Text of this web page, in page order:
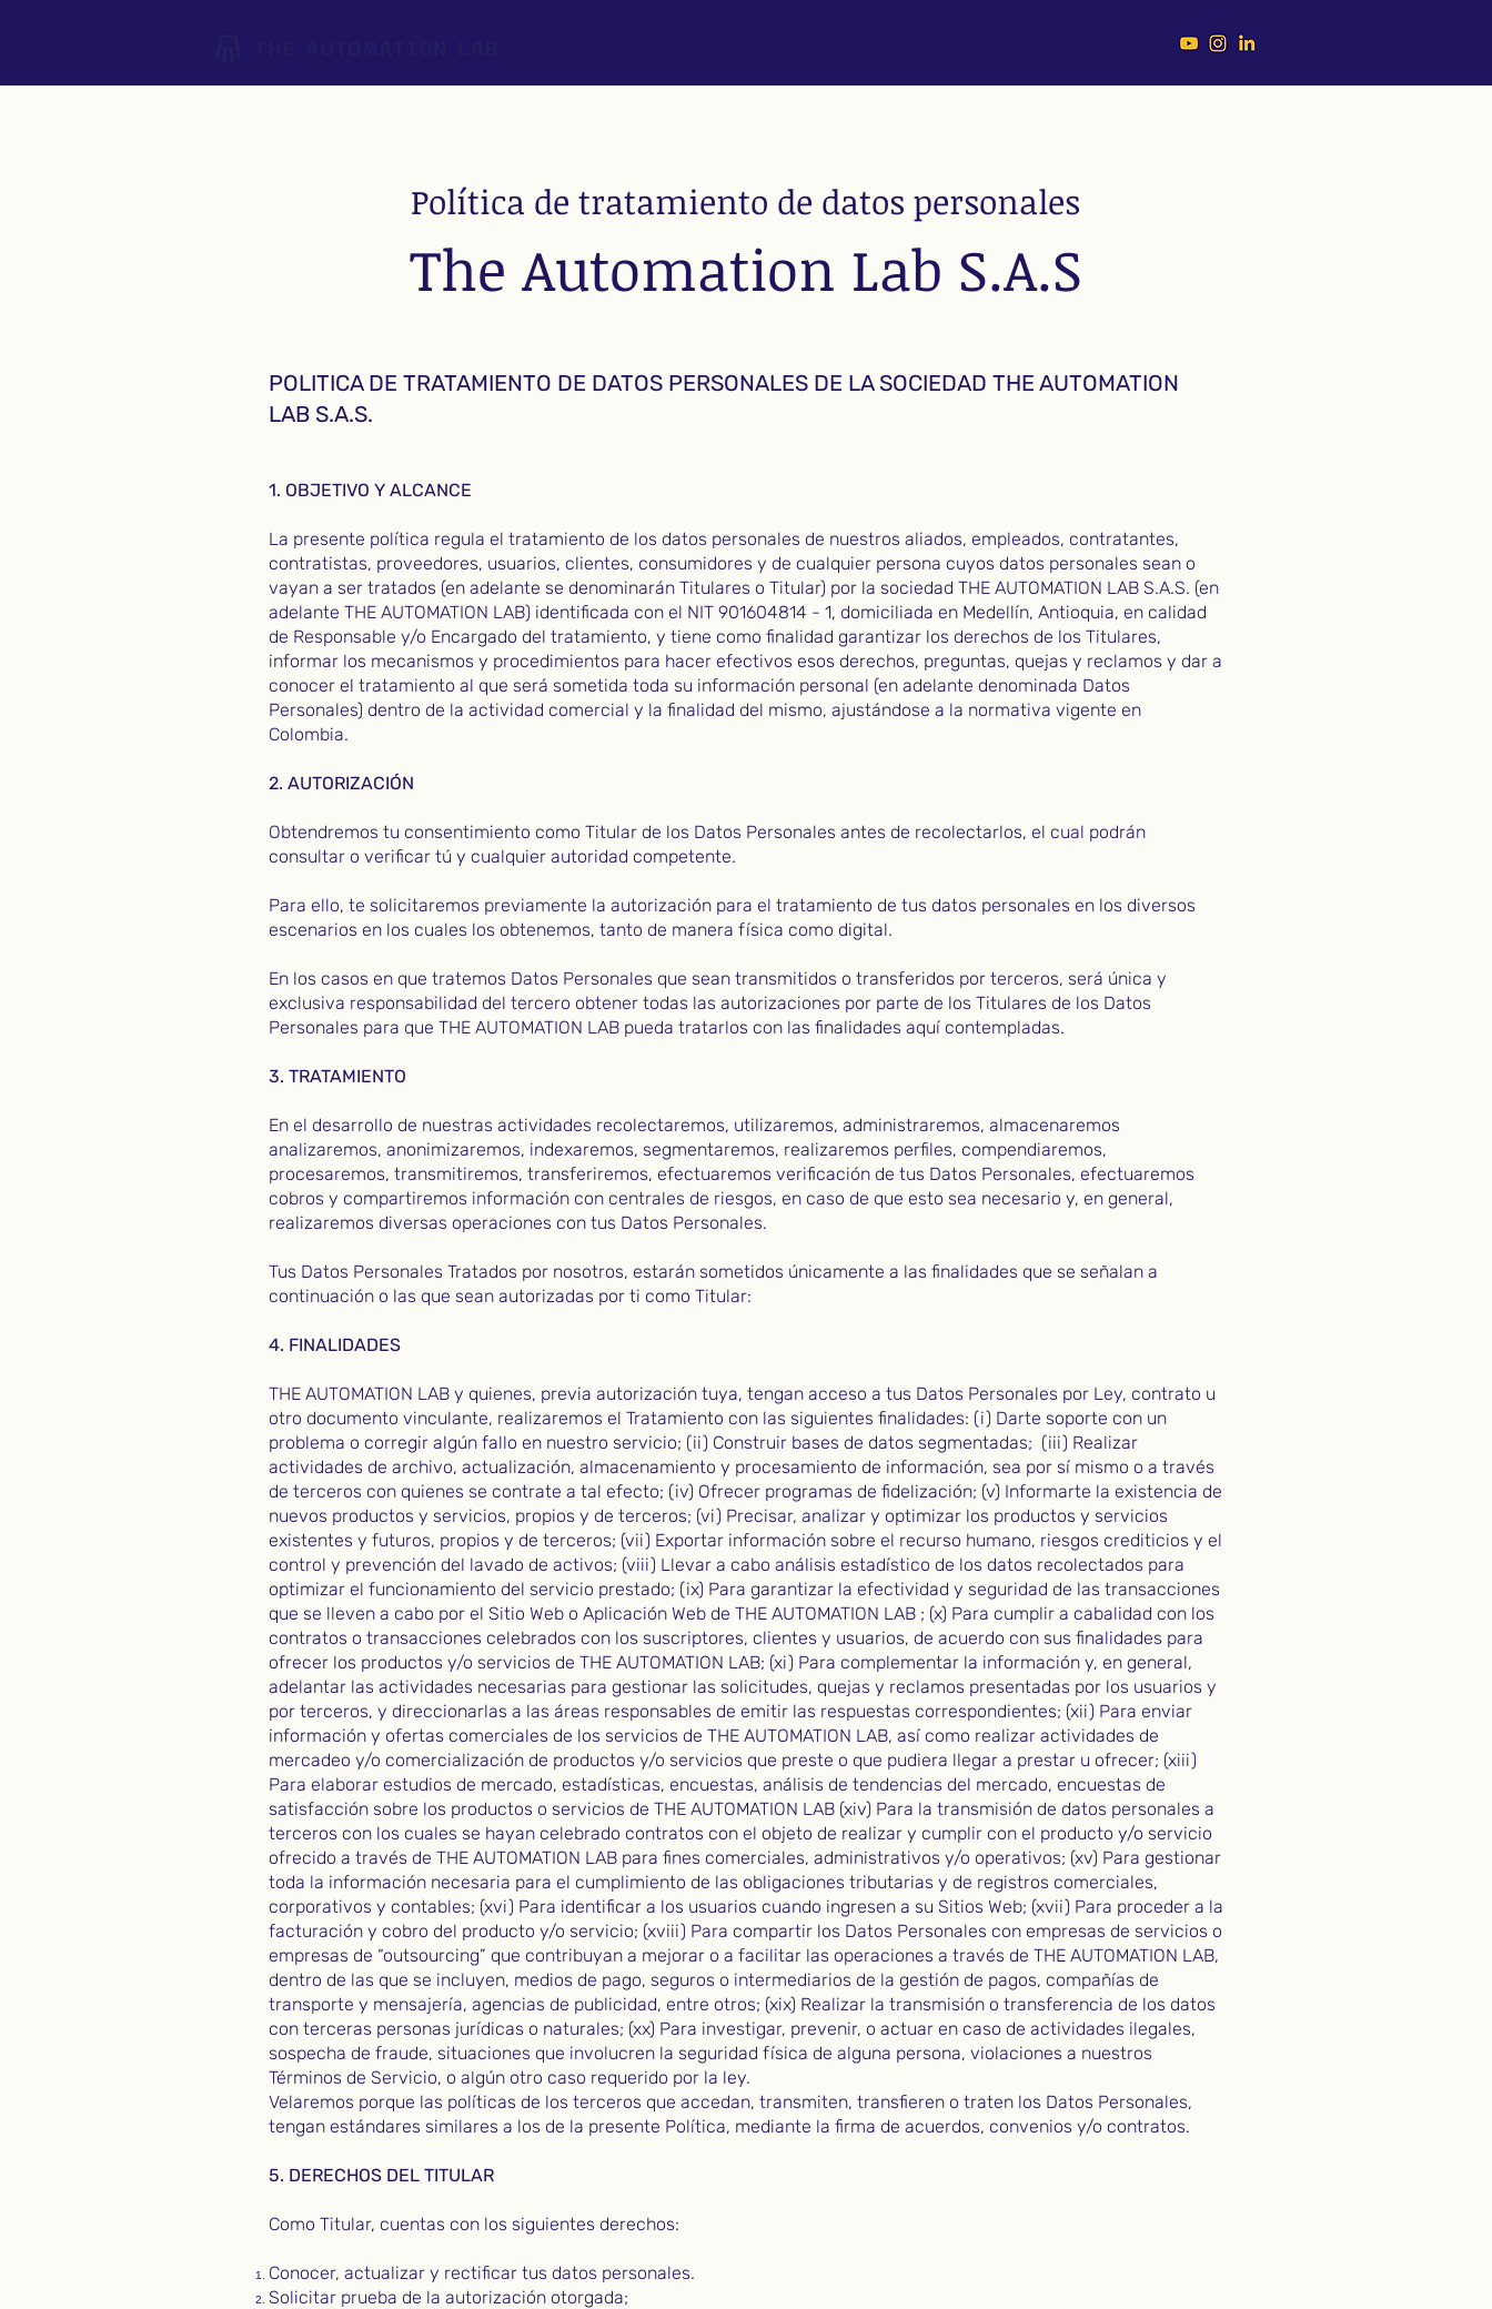
Política de tratamiento de datos personales
The Automation Lab S.A.S
POLITICA DE TRATAMIENTO DE DATOS PERSONALES DE LA SOCIEDAD THE AUTOMATION
LAB S.A.S.
1. OBJETIVO Y ALCANCE
La presente política regula el tratamiento de los datos personales de nuestros aliados, empleados, contratantes,
contratistas, proveedores, usuarios, clientes, consumidores y de cualquier persona cuyos datos personales sean o
vayan a ser tratados (en adelante se denominarán Titulares o Titular) por la sociedad THE AUTOMATION LAB S.A.S. (en
adelante THE AUTOMATION LAB) identificada con el NIT 901604814 - 1, domiciliada en Medellín, Antioquia, en calidad
de Responsable y/o Encargado del tratamiento, y tiene como finalidad garantizar los derechos de los Titulares,
informar los mecanismos y procedimientos para hacer efectivos esos derechos, preguntas, quejas y reclamos y dar a
conocer el tratamiento al que será sometida toda su información personal (en adelante denominada Datos
Personales) dentro de la actividad comercial y la finalidad del mismo, ajustándose a la normativa vigente en
Colombia.
2. AUTORIZACIÓN
Obtendremos tu consentimiento como Titular de los Datos Personales antes de recolectarlos, el cual podrán
consultar o verificar tú y cualquier autoridad competente.
Para ello, te solicitaremos previamente la autorización para el tratamiento de tus datos personales en los diversos
escenarios en los cuales los obtenemos, tanto de manera física como digital.
En los casos en que tratemos Datos Personales que sean transmitidos o transferidos por terceros, será única y
exclusiva responsabilidad del tercero obtener todas las autorizaciones por parte de los Titulares de los Datos
Personales para que THE AUTOMATION LAB pueda tratarlos con las finalidades aquí contempladas.
3. TRATAMIENTO
En el desarrollo de nuestras actividades recolectaremos, utilizaremos, administraremos, almacenaremos
analizaremos, anonimizaremos, indexaremos, segmentaremos, realizaremos perfiles, compendiaremos,
procesaremos, transmitiremos, transferiremos, efectuaremos verificación de tus Datos Personales, efectuaremos
cobros y compartiremos información con centrales de riesgos, en caso de que esto sea necesario y, en general,
realizaremos diversas operaciones con tus Datos Personales.
Tus Datos Personales Tratados por nosotros, estarán sometidos únicamente a las finalidades que se señalan a
continuación o las que sean autorizadas por ti como Titular:
4. FINALIDADES
THE AUTOMATION LAB y quienes, previa autorización tuya, tengan acceso a tus Datos Personales por Ley, contrato u
otro documento vinculante, realizaremos el Tratamiento con las siguientes finalidades: (i) Darte soporte con un
problema o corregir algún fallo en nuestro servicio; (ii) Construir bases de datos segmentadas; (iii) Realizar
actividades de archivo, actualización, almacenamiento y procesamiento de información, sea por sí mismo o a través
de terceros con quienes se contrate a tal efecto; (iv) Ofrecer programas de fidelización; (v) Informarte la existencia de
nuevos productos y servicios, propios y de terceros; (vi) Precisar, analizar y optimizar los productos y servicios
existentes y futuros, propios y de terceros; (vii) Exportar información sobre el recurso humano, riesgos crediticios y el
control y prevención del lavado de activos; (viii) Llevar a cabo análisis estadístico de los datos recolectados para
optimizar el funcionamiento del servicio prestado; (ix) Para garantizar la efectividad y seguridad de las transacciones
que se lleven a cabo por el Sitio Web o Aplicación Web de THE AUTOMATION LAB ; (x) Para cumplir a cabalidad con los
contratos o transacciones celebrados con los suscriptores, clientes y usuarios, de acuerdo con sus finalidades para
ofrecer los productos y/o servicios de THE AUTOMATION LAB; (xi) Para complementar la información y, en general,
adelantar las actividades necesarias para gestionar las solicitudes, quejas y reclamos presentadas por los usuarios y
por terceros, y direccionarlas a las áreas responsables de emitir las respuestas correspondientes; (xii) Para enviar
información y ofertas comerciales de los servicios de THE AUTOMATION LAB, así como realizar actividades de
mercadeo y/o comercialización de productos y/o servicios que preste o que pudiera llegar a prestar u ofrecer; (xiii)
Para elaborar estudios de mercado, estadísticas, encuestas, análisis de tendencias del mercado, encuestas de
satisfacción sobre los productos o servicios de THE AUTOMATION LAB (xiv) Para la transmisión de datos personales a
terceros con los cuales se hayan celebrado contratos con el objeto de realizar y cumplir con el producto y/o servicio
ofrecido a través de THE AUTOMATION LAB para fines comerciales, administrativos y/o operativos; (xv) Para gestionar
toda la información necesaria para el cumplimiento de las obligaciones tributarias y de registros comerciales,
corporativos y contables; (xvi) Para identificar a los usuarios cuando ingresen a su Sitios Web; (xvii) Para proceder a la
facturación y cobro del producto y/o servicio; (xviii) Para compartir los Datos Personales con empresas de servicios o
empresas de “outsourcing” que contribuyan a mejorar o a facilitar las operaciones a través de THE AUTOMATION LAB,
dentro de las que se incluyen, medios de pago, seguros o intermediarios de la gestión de pagos, compañías de
transporte y mensajería, agencias de publicidad, entre otros; (xix) Realizar la transmisión o transferencia de los datos
con terceras personas jurídicas o naturales; (xx) Para investigar, prevenir, o actuar en caso de actividades ilegales,
sospecha de fraude, situaciones que involucren la seguridad física de alguna persona, violaciones a nuestros
Términos de Servicio, o algún otro caso requerido por la ley.
Velaremos porque las políticas de los terceros que accedan, transmiten, transfieren o traten los Datos Personales,
tengan estándares similares a los de la presente Política, mediante la firma de acuerdos, convenios y/o contratos.
5. DERECHOS DEL TITULAR
Como Titular, cuentas con los siguientes derechos:
Conocer, actualizar y rectificar tus datos personales.
Solicitar prueba de la autorización otorgada;